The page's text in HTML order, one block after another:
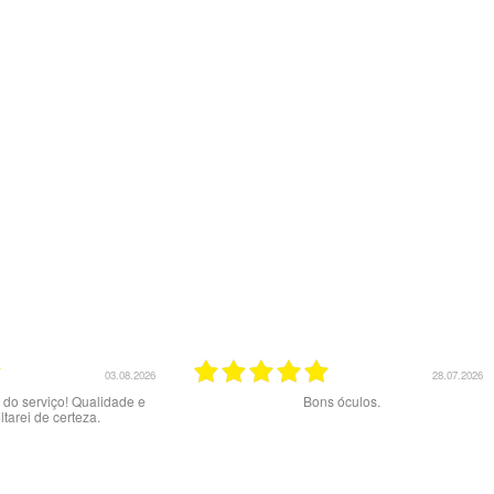
melhores
Excelente serviço.
Muito